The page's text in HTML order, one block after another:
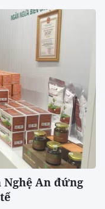
Nghệ An đứng